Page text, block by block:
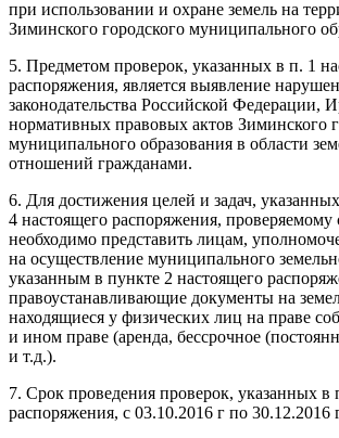
при использовании и охране земель на
Зиминского городского муниципального
5. Предметом проверок, указанных в п. 1
распоряжения, является выявление
законодательства Российской Федерации,
нормативных правовых актов Зиминского
муниципального образования в области
отношений гражданами.
6. Для достижения целей и задач,
4 настоящего распоряжения, проверяемому
необходимо представить лицам,
на осуществление муниципального
указанным в пункте 2 настоящего
правоустанавливающие документы на
находящиеся у физических лиц на праве
и ином праве (аренда, бессрочное
и т.д.).
7. Срок проведения проверок, указанных в
распоряжения, с 03.10.2016 г по 30.12.2016